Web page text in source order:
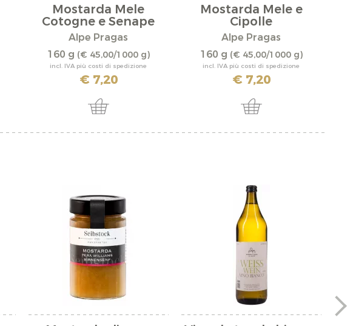
Mostarda Mele
Cotogne e Senape
Alpe Pragas
160 g (€ 45,00/1000 g)
incl. IVA più costi di spedizione
€ 7,20
Mostarda Mele e
Cipolle
Alpe Pragas
160 g (€ 45,00/1000 g)
incl. IVA più costi di spedizione
€ 7,20